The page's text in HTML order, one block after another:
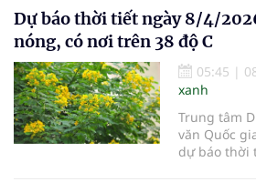
Dự báo thời tiết ngày 8/4/
nóng, có nơi trên 38 độ C
05:45 |
xanh
Trung tâm
văn Quốc
dự báo thời